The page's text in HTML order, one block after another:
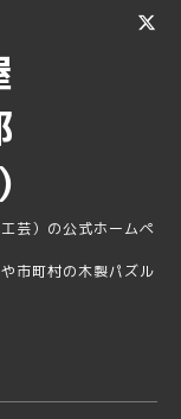
芸）の公式ホームペ
市町村の木製パズル